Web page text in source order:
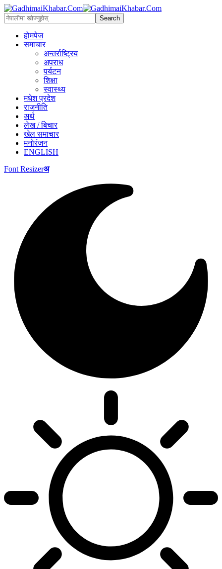
होमपेज
समाचार
अन्तर्राष्ट्रिय
अपराध
पर्यटन
शिक्षा
स्वास्थ्य
मधेश प्रदेश
राजनीति
अर्थ
लेख / बिचार
खेल समाचार
मनोरंजन
ENGLISH
Font Resizerअ